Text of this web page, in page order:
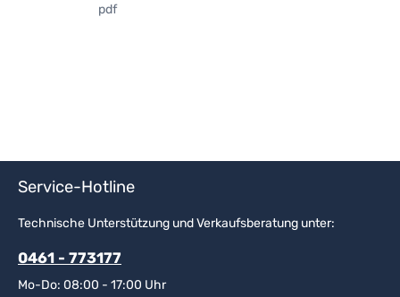
pdf
Service-Hotline
Technische Unterstützung und Verkaufsberatung unter:
0461 - 773177
Mo-Do: 08:00 - 17:00 Uhr